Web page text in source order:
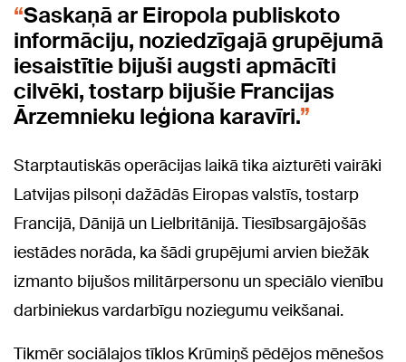
Saskaņā ar Eiropola publiskoto
informāciju, noziedzīgajā grupējumā
iesaistītie bijuši augsti apmācīti
cilvēki, tostarp bijušie Francijas
Ārzemnieku leģiona karavīri.
Starptautiskās operācijas laikā tika aizturēti vairāki
Latvijas pilsoņi dažādās Eiropas valstīs, tostarp
Francijā, Dānijā un Lielbritānijā. Tiesībsargājošās
iestādes norāda, ka šādi grupējumi arvien biežāk
izmanto bijušos militārpersonu un speciālo vienību
darbiniekus vardarbīgu noziegumu veikšanai.
Tikmēr sociālajos tīklos Krūmiņš pēdējos mēnešos